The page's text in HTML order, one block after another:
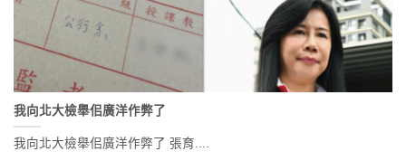
我向北大檢舉佀廣洋作弊了
我向北大檢舉佀廣洋作弊了 張育....